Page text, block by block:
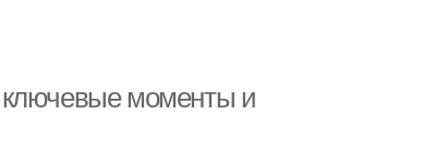
ключевые моменты и